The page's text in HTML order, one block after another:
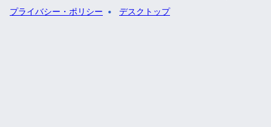
プライバシー・ポリシー
デスクトップ